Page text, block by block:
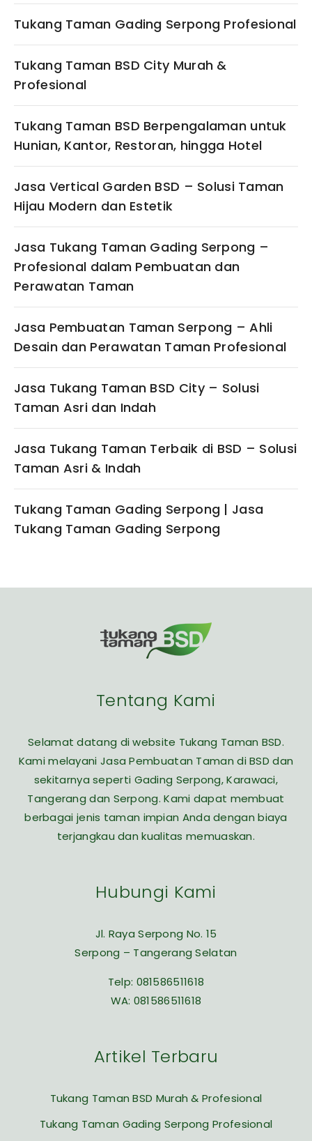
Tukang Taman Gading Serpong Profesional
Tukang Taman BSD City Murah &
Profesional
Tukang Taman BSD Berpengalaman untuk
Hunian, Kantor, Restoran, hingga Hotel
Jasa Vertical Garden BSD – Solusi Taman
Hijau Modern dan Estetik
Jasa Tukang Taman Gading Serpong –
Profesional dalam Pembuatan dan
Perawatan Taman
Jasa Pembuatan Taman Serpong – Ahli
Desain dan Perawatan Taman Profesional
Jasa Tukang Taman BSD City – Solusi
Taman Asri dan Indah
Jasa Tukang Taman Terbaik di BSD – Solusi
Taman Asri & Indah
Tukang Taman Gading Serpong | Jasa
Tukang Taman Gading Serpong
Tentang Kami
Selamat datang di website Tukang Taman BSD.
Kami melayani Jasa Pembuatan Taman di BSD dan
sekitarnya seperti Gading Serpong, Karawaci,
Tangerang dan Serpong. Kami dapat membuat
berbagai jenis taman impian Anda dengan biaya
terjangkau dan kualitas memuaskan.
Hubungi Kami
Jl. Raya Serpong No. 15
Serpong – Tangerang Selatan
Telp: 081586511618
WA: 081586511618
Artikel Terbaru
Tukang Taman BSD Murah & Profesional
Tukang Taman Gading Serpong Profesional